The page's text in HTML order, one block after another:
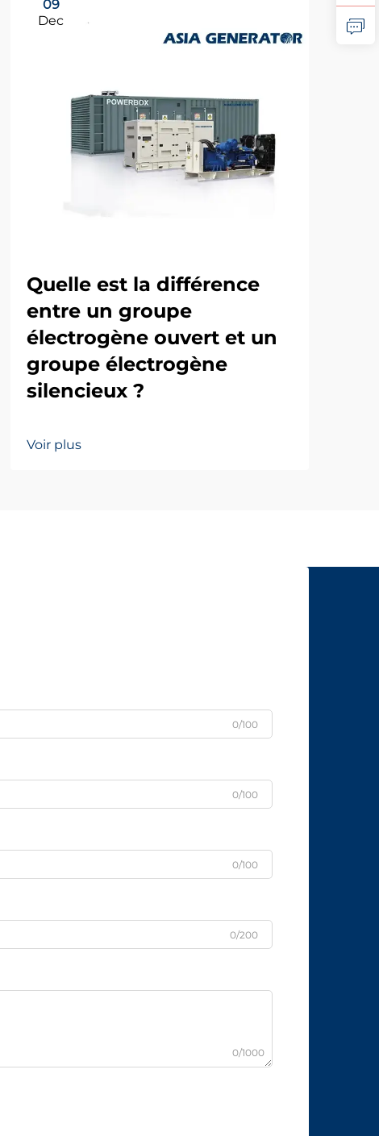
09
Dec
Quelle est la différence
entre un groupe
électrogène ouvert et un
groupe électrogène
silencieux ?
Voir plus
0/100
0/100
0/100
0/200
0/1000